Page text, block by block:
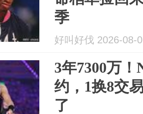
季
好叫好伐 2026-08-
3年7300万
约，1换8交
了